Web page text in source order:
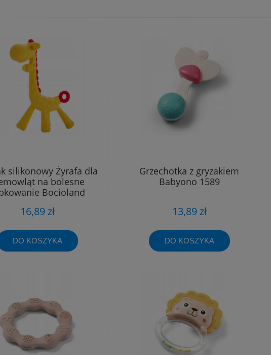
silikonowy Żyrafa dla
na bolesne
Bocioland
16,89 zł
DO KOSZYKA
Grzechotka z gryzakiem
Babyono 1589
13,89 zł
DO KOSZYKA